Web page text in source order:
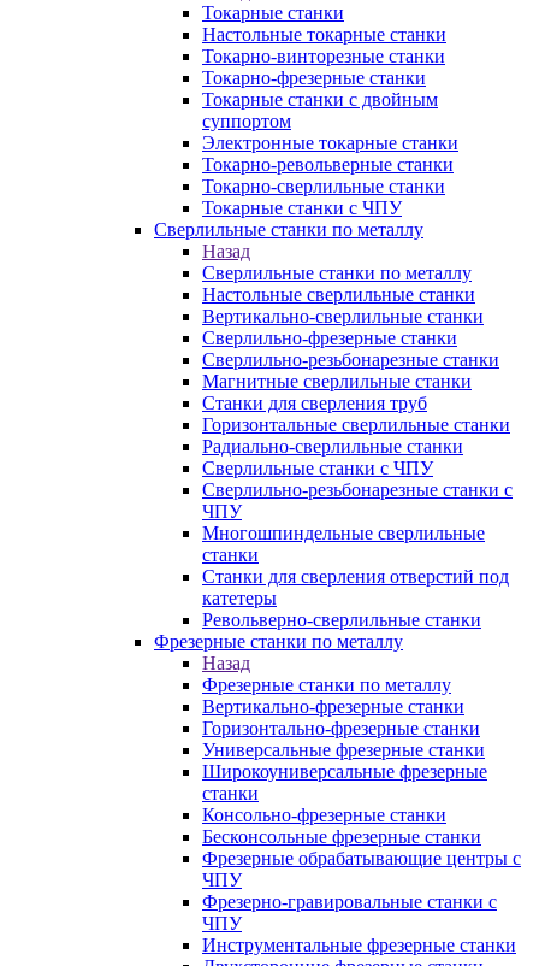
Токарные станки
Настольные токарные станки
Токарно-винторезные станки
Токарно-фрезерные станки
Токарные станки с двойным
суппортом
Электронные токарные станки
Токарно-револьверные станки
Токарно-сверлильные станки
Токарные станки с ЧПУ
Сверлильные станки по металлу
Назад
Сверлильные станки по металлу
Настольные сверлильные станки
Вертикально-сверлильные станки
Сверлильно-фрезерные станки
Сверлильно-резьбонарезные станки
Магнитные сверлильные станки
Станки для сверления труб
Горизонтальные сверлильные станки
Радиально-сверлильные станки
Сверлильные станки с ЧПУ
Сверлильно-резьбонарезные станки с
ЧПУ
Многошпиндельные сверлильные
станки
Станки для сверления отверстий под
катетеры
Револьверно-сверлильные станки
Фрезерные станки по металлу
Назад
Фрезерные станки по металлу
Вертикально-фрезерные станки
Горизонтально-фрезерные станки
Универсальные фрезерные станки
Широкоуниверсальные фрезерные
станки
Консольно-фрезерные станки
Бесконсольные фрезерные станки
Фрезерные обрабатывающие центры с
ЧПУ
Фрезерно-гравировальные станки с
ЧПУ
Инструментальные фрезерные станки